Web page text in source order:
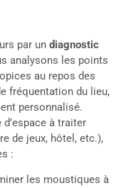
par un diagnostic
analysons les points
au repos des
fréquentation du lieu,
personnalisé.
à traiter
de jeux, hôtel, etc.),
:
les moustiques à